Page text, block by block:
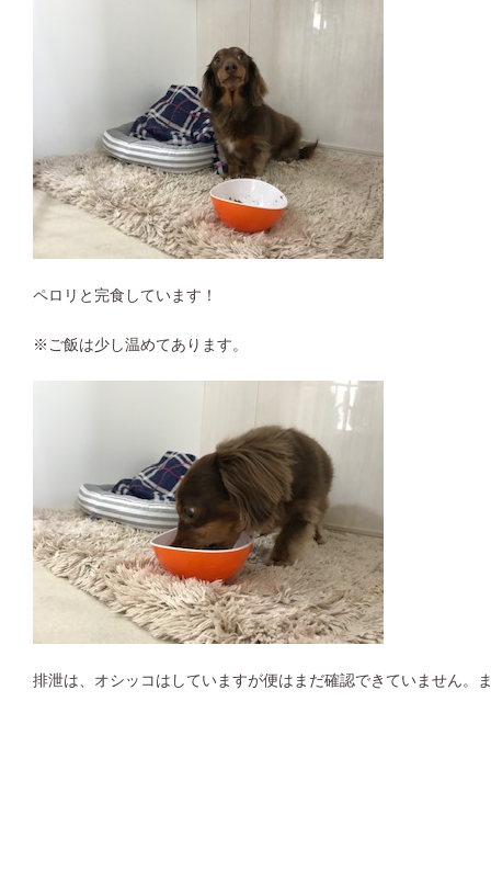
ペロリと完食しています！
※ご飯は少し温めてあります。
排泄は、オシッコはしていますが便はまだ確認できていません。